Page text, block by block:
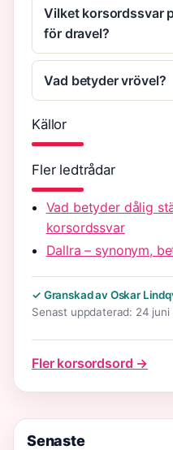
Vilket korsordssvar
för dravel?
Vad betyder vrövel?
Källor
Fler ledtrådar
Vad betyder dålig
korsordssvar
Dallra – synonym,
✓ Granskad av Oskar
Senast uppdaterad: 24 juni
Fler korsordsord →
Senaste